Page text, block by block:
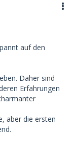
auf den
Daher sind
Erfahrungen
aber die ersten